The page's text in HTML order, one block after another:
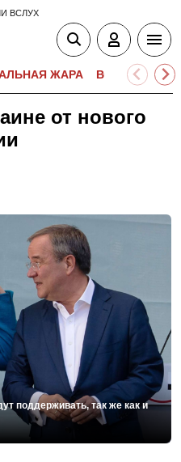
ВСЛУХ
ЖАРА
от нового
поддерживать, так же как и